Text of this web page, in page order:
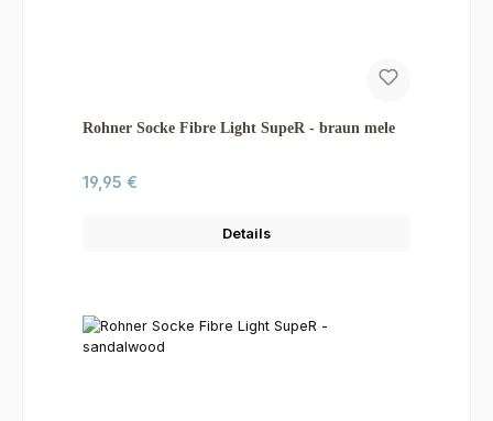
Rohner Socke Fibre Light SupeR - braun mele
Regulärer Preis:
19,95 €
Details